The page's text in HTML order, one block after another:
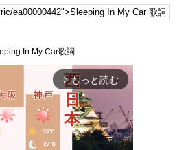
In My Car歌詞
arrow_forward_ios もっと読む